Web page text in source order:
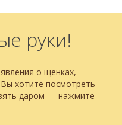
руки!
о щенках,
хотите посмотреть
даром — нажмите